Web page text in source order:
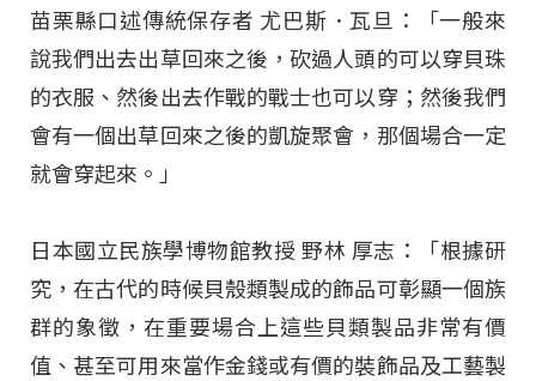
苗栗縣口述傳統保存者 尤巴斯．瓦旦：「一般來
說我們出去出草回來之後，砍過人頭的可以穿貝珠
的衣服、然後出去作戰的戰士也可以穿；然後我們
會有一個出草回來之後的凱旋聚會，那個場合一定
就會穿起來。」
日本國立民族學博物館教授 野林 厚志：「根據研
究，在古代的時候貝殼類製成的飾品可彰顯一個族
群的象徵，在重要場合上這些貝類製品非常有價
值、甚至可用來當作金錢或有價的裝飾品及工藝製